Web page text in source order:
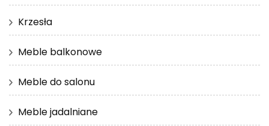
Krzesła
Meble balkonowe
Meble do salonu
Meble jadalniane